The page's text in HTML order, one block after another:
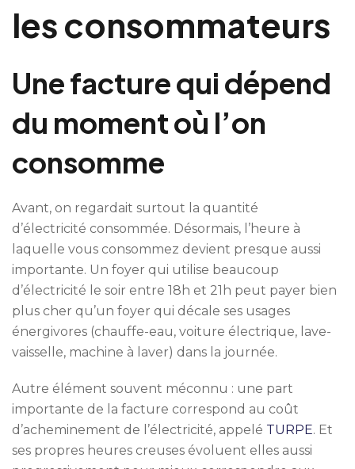
les consommateurs
Une facture qui dépend
du moment où l’on
consomme
Avant, on regardait surtout la quantité
d’électricité consommée. Désormais, l’heure à
laquelle vous consommez devient presque aussi
importante. Un foyer qui utilise beaucoup
d’électricité le soir entre 18h et 21h peut payer bien
plus cher qu’un foyer qui décale ses usages
énergivores (chauffe-eau, voiture électrique, lave-
vaisselle, machine à laver) dans la journée.
Autre élément souvent méconnu : une part
importante de la facture correspond au coût
d’acheminement de l’électricité, appelé TURPE. Et
ses propres heures creuses évoluent elles aussi